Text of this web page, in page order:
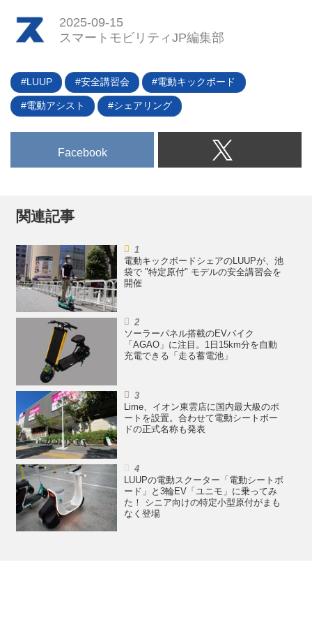
2025-09-15
スマートモビリティJP編集部
LUUP 安全講習会 電動キックボード
電動アシスト シェアリング
Facebook
関連記事
電動キックボードシェアのLUUPが、池
袋で "特定原付" モデルの安全講習会を
開催
ソーラーパネル搭載のEVバイク
「AGAO」に注目。1日15km分を自動
充電できる「走る蓄電池」
Lime、イオン東雲店に国内最大級のポ
ートを設置。合わせて電動シートボー
ドの正式名称も発表
LUUPの電動スクーター「電動シートボ
ード」と3輪EV「ユニモ」に乗ってみ
た！ シニア向けの特定小型原付がまも
なく登場